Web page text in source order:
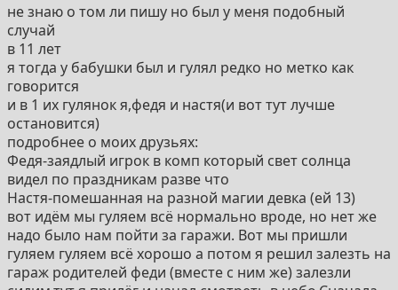
не знаю о том ли пишу но был у меня подобный
случай
в 11 лет
я тогда у бабушки был и гулял редко но метко как
говорится
и в 1 их гулянок я,федя и настя(и вот тут лучше
остановится)
подробнее о моих друзьях:
Федя-заядлый игрок в комп который свет солнца
видел по праздникам разве что
Настя-помешанная на разной магии девка (ей 13)
вот идём мы гуляем всё нормально вроде, но нет же
надо было нам пойти за гаражи. Вот мы пришли
гуляем гуляем всё хорошо а потом я решил залезть на
гараж родителей феди (вместе с ним же) залезли